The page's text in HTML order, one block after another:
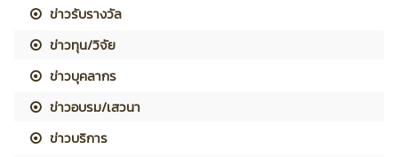
ข่าวรับรางวัล
ข่าวทุน/วิจัย
ข่าวบุคลากร
ข่าวอบรม/เสวนา
ข่าวบริการ